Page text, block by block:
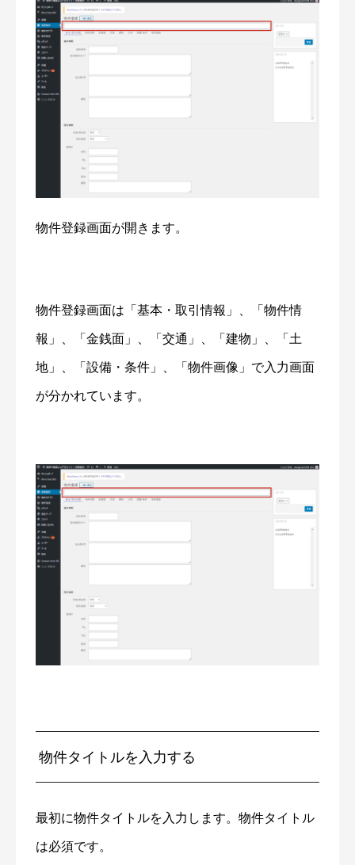
物件登録画面が開きます。
物件登録画面は「基本・取引情報」、「物件情
報」、「金銭面」、「交通」、「建物」、「土
地」、「設備・条件」、「物件画像」で入力画面
が分かれています。
物件タイトルを入力する
最初に物件タイトルを入力します。物件タイトル
は必須です。